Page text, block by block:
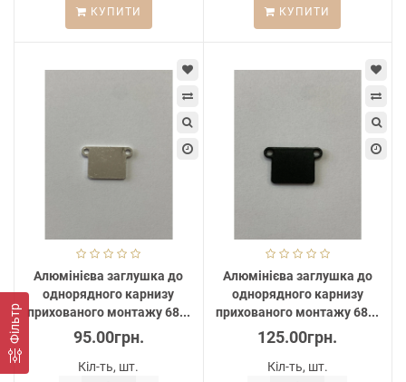
Фільтр
КУПИТИ КУПИТИ
Алюмінієва заглушка до
однорядного карнизу
прихованого монтажу 68...
95.00грн.
Кіл-ть, шт.
Алюмінієва заглушка до
однорядного карнизу
прихованого монтажу 68...
125.00грн.
Кіл-ть, шт.